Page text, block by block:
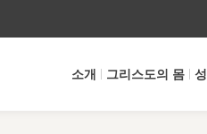
소개 그리스도의 몸